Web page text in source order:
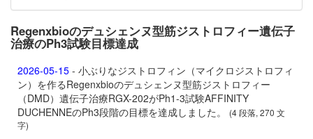
Regenxbioのデュシェンヌ型筋ジストロフィー遺伝子
治療のPh3試験目標達成
2026-05-15 - 小ぶりなジストロフィン（マイクロジストロフィ
ン）を作るRegenxbioのデュシェンヌ型筋ジストロフィー
（DMD）遺伝子治療RGX-202がPh1-3試験AFFINITY
DUCHENNEのPh3段階の目標を達成しました。
(4 段落, 270 文
字)